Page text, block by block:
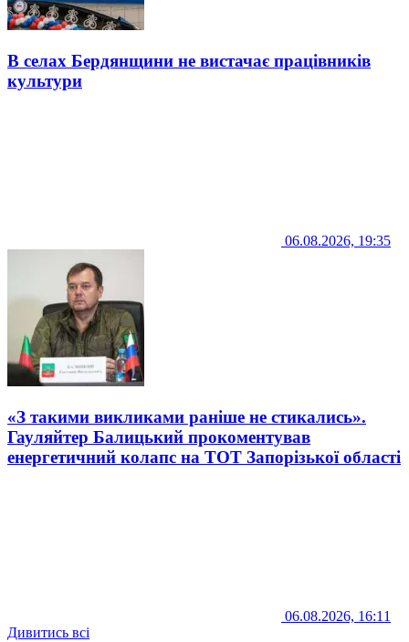
В селах Бердянщини не вистачає працівників
культури
06.08.2026, 19:35
«З такими викликами раніше не стикались».
Гауляйтер Балицький прокоментував
енергетичний колапс на ТОТ Запорізької області
06.08.2026, 16:11
Дивитись всі